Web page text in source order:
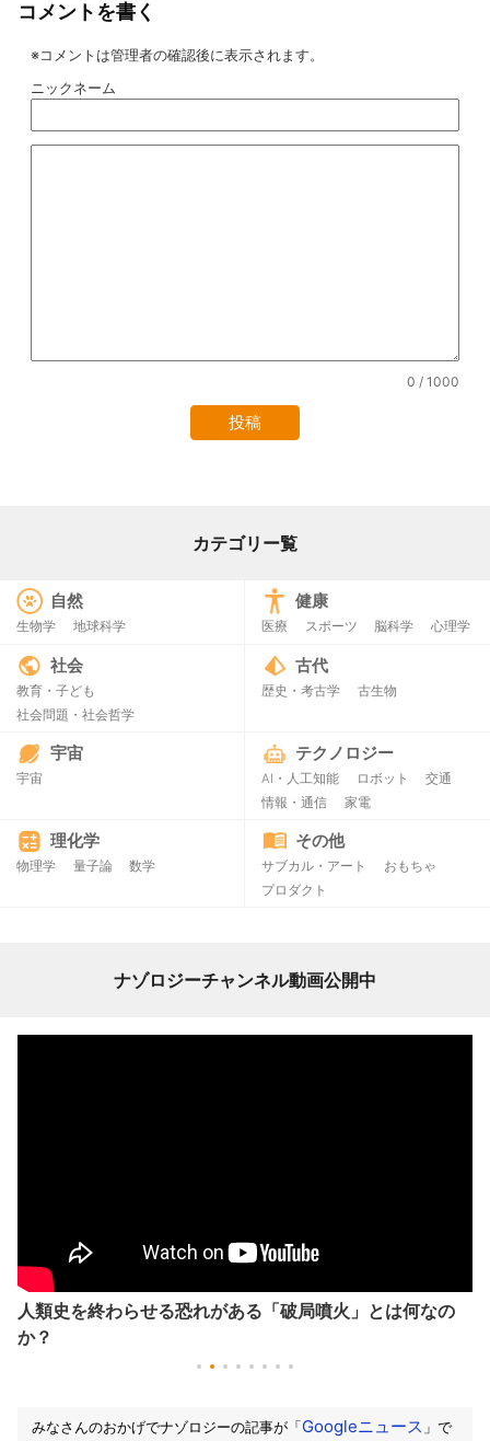
コメントを書く
※コメントは管理者の確認後に表示されます。
ニックネーム
0 / 1000
カテゴリー覧
自然
生物学 地球科学
健康
医療 スポーツ 脳科学 心理学
社会
教育・子ども
社会問題・社会哲学
古代
歴史・考古学 古生物
宇宙
宇宙
テクノロジー
AI・人工知能 ロボット
交通
情報・通信
家電
理化学
物理学 量子論 数学
その他
サブカル・アート
おもちゃ
プロダクト
ナゾロジーチャンネル動画公開中
人類史を終わらせる恐れがある「破局噴火」とは何なの
か？
みなさんのおかげでナゾロジーの記事が「Googleニュース 」で